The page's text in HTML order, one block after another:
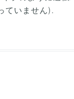
ていません).